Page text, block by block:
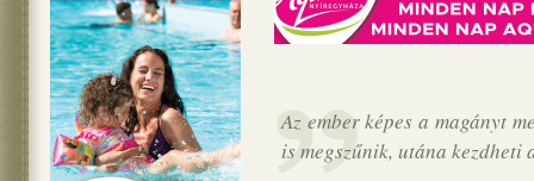
Az ember képes a magányt
is megszűnik, utána kezdheti